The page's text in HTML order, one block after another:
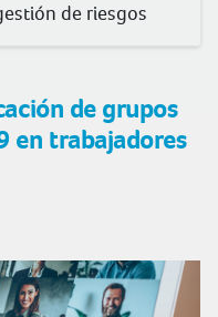
de riesgos
de grupos
en trabajadores